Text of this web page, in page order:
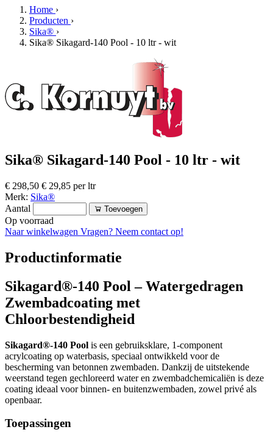
Home ›
Producten ›
Sika® ›
Sika® Sikagard-140 Pool - 10 ltr - wit
Sika® Sikagard-140 Pool - 10 ltr - wit
€ 298,50 € 29,85 per ltr
Merk: Sika®
Aantal
Toevoegen
Op voorraad
Naar winkelwagen Vragen? Neem contact op!
Productinformatie
Sikagard®-140 Pool – Watergedragen
Zwembadcoating met
Chloorbestendigheid
Sikagard®-140 Pool is een gebruiksklare, 1-component
acrylcoating op waterbasis, speciaal ontwikkeld voor de
bescherming van betonnen zwembaden. Dankzij de uitstekende
weerstand tegen gechloreerd water en zwembadchemicaliën is deze
coating ideaal voor binnen- en buitenzwembaden, zowel privé als
openbaar.
Toepassingen